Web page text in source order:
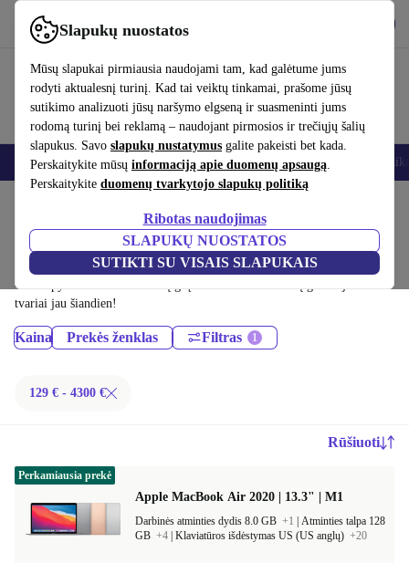
Slapukų nuostatos
Mūsų slapukai pirmiausia naudojami tam, kad galėtume jums
rodyti aktualesnį turinį. Kad tai veiktų tinkamai, prašome jūsų
sutikimo analizuoti jūsų naršymo elgseną ir suasmeninti jums
rodomą turinį bei reklamą – naudojant pirmosios ir trečiųjų šalių
slapukus. Savo slapukų nustatymus galite pakeisti bet kada.
Perskaitykite mūsų informaciją apie duomenų apsaugą.
Perskaitykite duomenų tvarkytojo slapukų politiką
Ribotas naudojimas
SLAPUKŲ NUOSTATOS
SUTIKTI SU VISAIS SLAPUKAIS
Naudok refurbed greitai ir paprastai
Išmanieji telefonai Nešiojamieji kompiuteriai Planšetės Išmanieji
Nešiojamieji kompiuteriai:
Sertifikuoti profesionaliai atnaujinti Nešiojamieji kompiuteriai iki 4300 €
– sutaupyk iki 40 %. 30 dienų grąžinimai ir 12 mėnesių garantija. Pirk
tvariai jau šiandien!
Kaina Prekės ženklas Filtras
129 € - 4300 €
Rūšiuoti
Apple MacBook Air 2020 | 13.3" | M1
Darbinės atminties dydis 8.0 GB +1
Atminties talpa 128
GB +4 Klaviatūros išdėstymas US (US anglų) +20
Perkamiausia prekė